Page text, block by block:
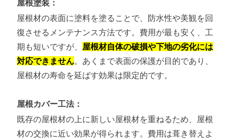
屋根塗装：
屋根材の表面に塗料を塗ることで、防水性や美観を回
復させるメンテナンス方法です。費用が最も安く、工
期も短いですが、 屋根材自体の破損や下地の劣化には
対応できません。あくまで表面の保護が目的であり、
屋根材の寿命を延ばす効果は限定的です。
屋根カバー工法：
既存の屋根材の上に新しい屋根材を重ねるため、屋根
材の交換に近い効果が得られます。費用は葺き替えよ